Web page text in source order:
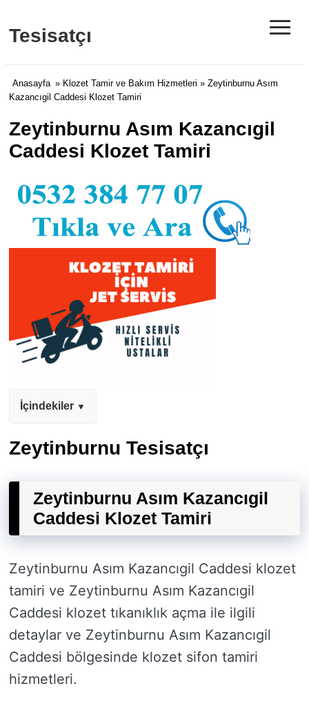
Tesisatçı ≡
Anasayfa » Klozet Tamir ve Bakım Hizmetleri » Zeytinburnu Asım
Kazancıgil Caddesi Klozet Tamiri
Zeytinburnu Asım Kazancıgil
Caddesi Klozet Tamiri
İçindekiler
Zeytinburnu Tesisatçı
Zeytinburnu Asım Kazancıgil
Caddesi Klozet Tamiri
Zeytinburnu Asım Kazancıgil Caddesi klozet
tamiri ve Zeytinburnu Asım Kazancıgil
Caddesi klozet tıkanıklık açma ile ilgili
detaylar ve Zeytinburnu Asım Kazancıgil
Caddesi bölgesinde klozet sifon tamiri
hizmetleri.